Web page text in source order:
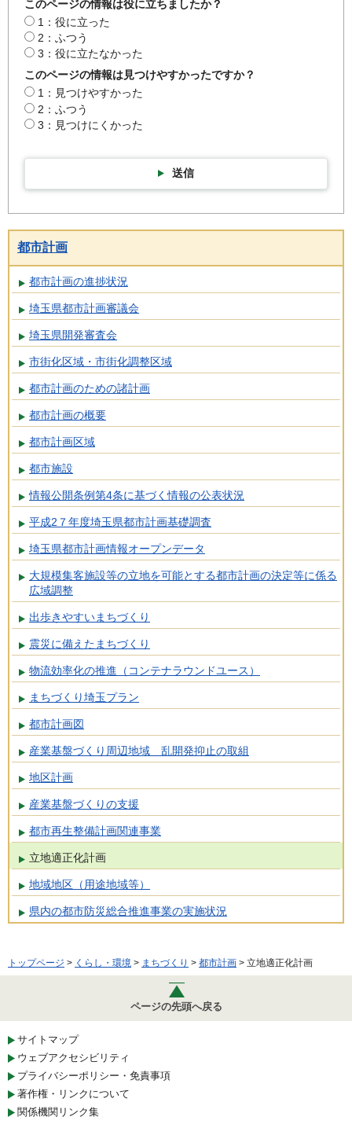
このページの情報は役に立ちましたか？
1：役に立った
2：ふつう
3：役に立たなかった
このページの情報は見つけやすかったですか？
1：見つけやすかった
2：ふつう
3：見つけにくかった
送信
都市計画
都市計画の進捗状況
埼玉県都市計画審議会
埼玉県開発審査会
市街化区域・市街化調整区域
都市計画のための諸計画
都市計画の概要
都市計画区域
都市施設
情報公開条例第4条に基づく情報の公表状況
平成2７年度埼玉県都市計画基礎調査
埼玉県都市計画情報オープンデータ
大規模集客施設等の立地を可能とする都市計画の決定等に係る
広域調整
出歩きやすいまちづくり
震災に備えたまちづくり
物流効率化の推進（コンテナラウンドユース）
まちづくり埼玉プラン
都市計画図
産業基盤づくり周辺地域 乱開発抑止の取組
地区計画
産業基盤づくりの支援
都市再生整備計画関連事業
立地適正化計画
地域地区（用途地域等）
県内の都市防災総合推進事業の実施状況
トップページ > くらし・環境 > まちづくり > 都市計画 > 立地適正化計画
ページの先頭へ戻る
サイトマップ
ウェブアクセシビリティ
プライバシーポリシー・免責事項
著作権・リンクについて
関係機関リンク集